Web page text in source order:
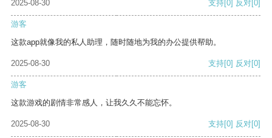
2025-08-30
支持[0] 反对[0]
游客
这款app就像我的私人助理，随时随地为我的办公提供帮助。
2025-08-30 支持[0] 反对[0]
游客
这款游戏的剧情非常感人，让我久久不能忘怀。
2025-08-30 支持[0] 反对[0]